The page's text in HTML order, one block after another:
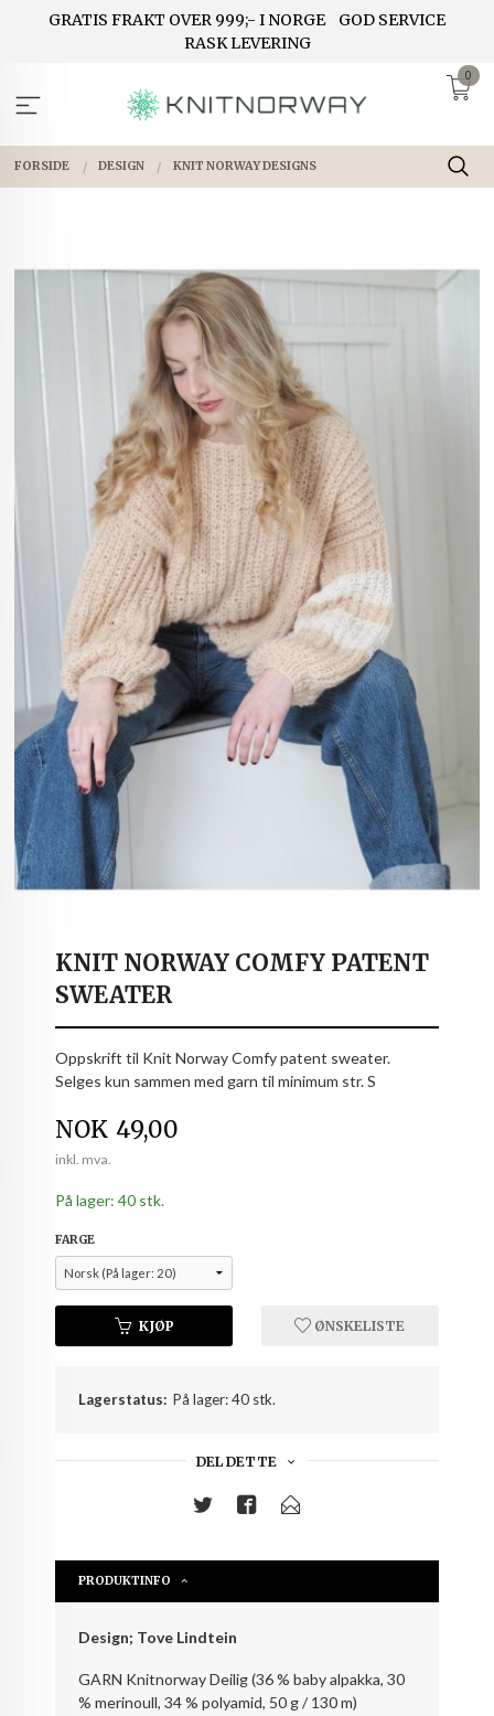
GRATIS FRAKT OVER 999;- I NORGE
GOD SERVICE
RASK LEVERING
0
FORSIDE DESIGN KNIT NORWAY DESIGNS
KNIT NORWAY COMFY PATENT
SWEATER
Oppskrift til Knit Norway Comfy patent sweater.
Selges kun sammen med garn til minimum str. S
Pris
NOK 49,00
inkl. mva.
På lager: 40 stk.
FARGE
KJØP ØNSKELISTE
Lagerstatus: På lager: 40 stk.
DEL DETTE
PRODUKTINFO
Design; Tove Lindtein
GARN Knitnorway Deilig (36 % baby alpakka, 30
% merinoull, 34 % polyamid, 50 g / 130 m)